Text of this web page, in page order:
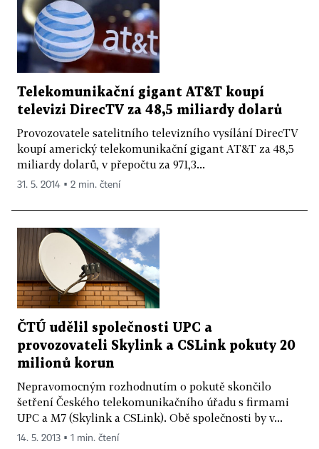
Telekomunikační gigant AT&T koupí
televizi DirecTV za 48,5 miliardy dolarů
Provozovatele satelitního televizního vysílání DirecTV
koupí americký telekomunikační gigant AT&T za 48,5
miliardy dolarů, v přepočtu za 971,3...
31. 5. 2014 ▪ 2 min. čtení
ČTÚ udělil společnosti UPC a
provozovateli Skylink a CSLink pokuty 20
milionů korun
Nepravomocným rozhodnutím o pokutě skončilo
šetření Českého telekomunikačního úřadu s firmami
UPC a M7 (Skylink a CSLink). Obě společnosti by v...
14. 5. 2013 ▪ 1 min. čtení